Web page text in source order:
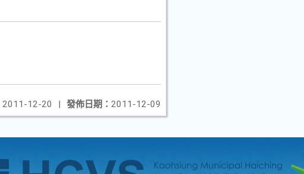
發佈日期： 2011-12-09
2011-12-20 |